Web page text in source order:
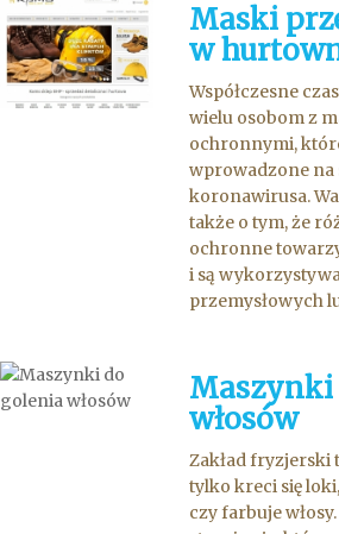
Maski
w
Współczesne
wielu osobom z
ochronnymi,
wprowadzone
koronawirusa.
także o tym, że
ochronne
i są
przemysłowych
Maszynki
włosów
Zakład fryzjerski
tylko kreci się
czy farbuje